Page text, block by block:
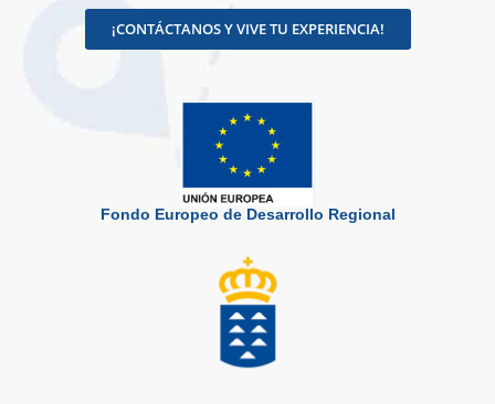
¡CONTÁCTANOS Y VIVE TU EXPERIENCIA!
Fondo Europeo de Desarrollo Regional